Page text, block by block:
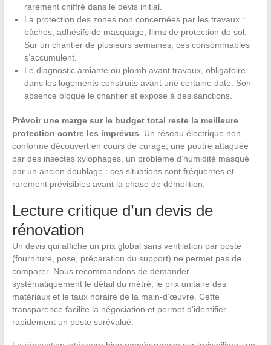
rarement chiffré dans le devis initial.
La protection des zones non concernées par les travaux :
bâches, adhésifs de masquage, films de protection de sol.
Sur un chantier de plusieurs semaines, ces consommables
s’accumulent.
Le diagnostic amiante ou plomb avant travaux, obligatoire
dans les logements construits avant une certaine date. Son
absence bloque le chantier et expose à des sanctions.
Prévoir une marge sur le budget total reste la meilleure
protection contre les imprévus. Un réseau électrique non
conforme découvert en cours de curage, une poutre attaquée
par des insectes xylophages, un problème d’humidité masqué
par un ancien doublage : ces situations sont fréquentes et
rarement prévisibles avant la phase de démolition.
Lecture critique d’un devis de
rénovation
Un devis qui affiche un prix global sans ventilation par poste
(fourniture, pose, préparation du support) ne permet pas de
comparer. Nous recommandons de demander
systématiquement le détail du métré, le prix unitaire des
matériaux et le taux horaire de la main-d’œuvre. Cette
transparence facilite la négociation et permet d’identifier
rapidement un poste surévalué.